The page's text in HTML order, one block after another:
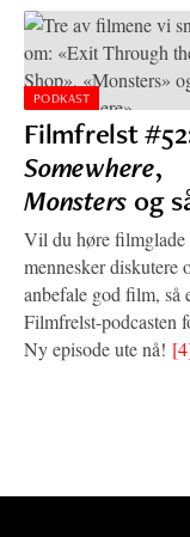
PODKAST
Filmfrelst
Somewhere,
Monsters og
Vil du høre filmglade
mennesker diskutere
anbefale god film, så
Filmfrelst-podcasten
Ny episode ute nå!